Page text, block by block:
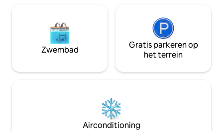
Zwembad
Gratis parkeren op
het terrein
Airconditioning